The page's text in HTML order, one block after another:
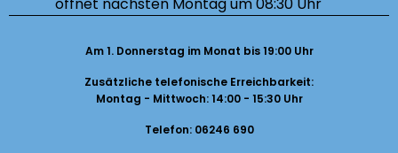
öffnet nächsten Montag um 08:30 Uhr
Am 1. Donnerstag im Monat bis 19:00 Uhr
Zusätzliche telefonische Erreichbarkeit:
Montag - Mittwoch: 14:00 - 15:30 Uhr
Telefon: 06246 690